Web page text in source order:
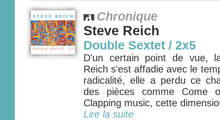
Chronique
Steve Reich
Double Sextet / 2x5
D'un certain point de vue,
Reich s'est affadie avec le
radicalité, elle a perdu ce
des pièces comme Come
Clapping music, cette
Lire la suite